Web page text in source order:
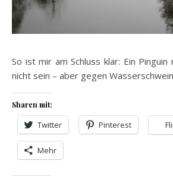
So ist mir am Schluss klar: Ein
nicht sein – aber gegen
Sharen mit:
Twitter Pinterest
Mehr